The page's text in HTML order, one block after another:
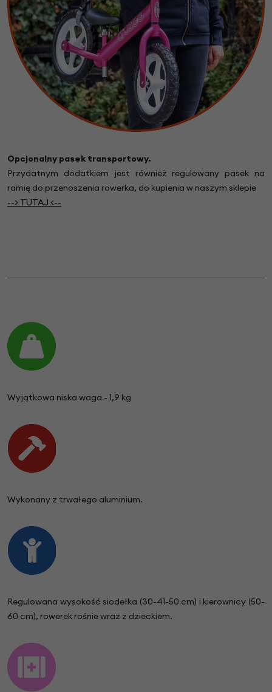
Opcjonalny pasek transportowy.
Przydatnym dodatkiem jest również regulowany pasek na
ramię do przenoszenia rowerka, do kupienia w naszym sklepie
--> TUTAJ <--
Wyjątkowa niska waga - 1,9 kg
Wykonany z trwałego aluminium.
Regulowana wysokość siodełka (30-41-50 cm) i kierownicy (50-
60 cm), rowerek rośnie wraz z dzieckiem.